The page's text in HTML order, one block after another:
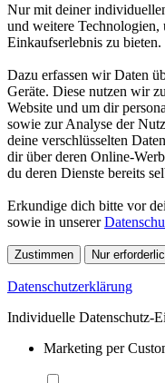
Nur mit deiner
und weitere Technologien,
Einkaufserlebnis zu bieten.
Dazu erfassen wir Daten
Geräte. Diese nutzen wir
Website und um dir
sowie zur Analyse der
deine verschlüsselten
dir über deren Online-
du deren Dienste bereits
Erkundige dich bitte vor
sowie in unserer
Zustimmen Nur
Datenschutzerklärung
Individuelle Datenschutz-
Marketing per